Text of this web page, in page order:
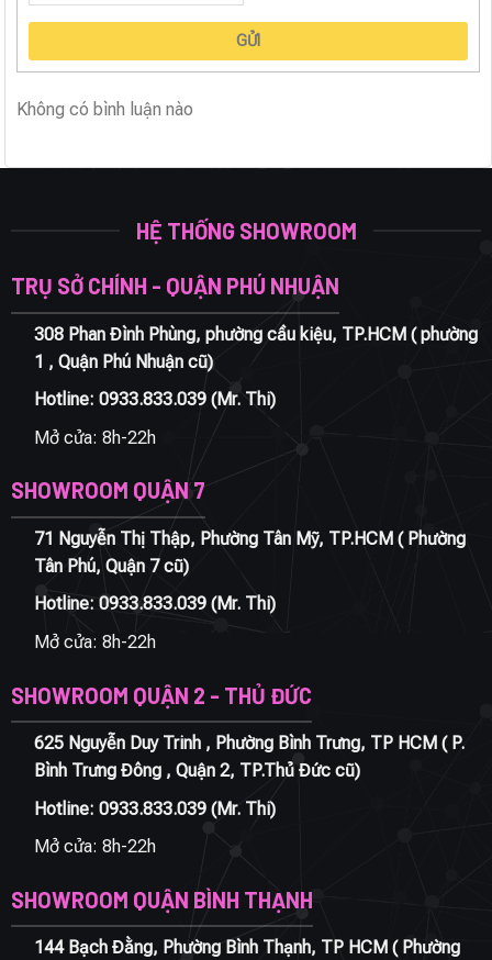
GỬI
Không có bình luận nào
HỆ THỐNG SHOWROOM
TRỤ SỞ CHÍNH - QUẬN PHÚ NHUẬN
308 Phan Đình Phùng, phường cầu kiệu, TP.HCM ( phường
1 , Quận Phú Nhuận cũ)
Hotline: 0933.833.039(Mr. Thi)
Mở cửa: 8h-22h
SHOWROOM QUẬN 7
71 Nguyễn Thị Thập, Phường Tân Mỹ, TP.HCM ( Phường
Tân Phú, Quận 7 cũ)
Hotline: 0933.833.039(Mr. Thi)
Mở cửa: 8h-22h
SHOWROOM QUẬN 2 - THỦ ĐỨC
625 Nguyễn Duy Trinh , Phường Bình Trưng, TP HCM ( P.
Bình Trưng Đông , Quận 2, TP.Thủ Đức cũ)
Hotline: 0933.833.039(Mr. Thi)
Mở cửa: 8h-22h
SHOWROOM QUẬN BÌNH THẠNH
144 Bạch Đằng, Phường Bình Thạnh, TP HCM ( Phường